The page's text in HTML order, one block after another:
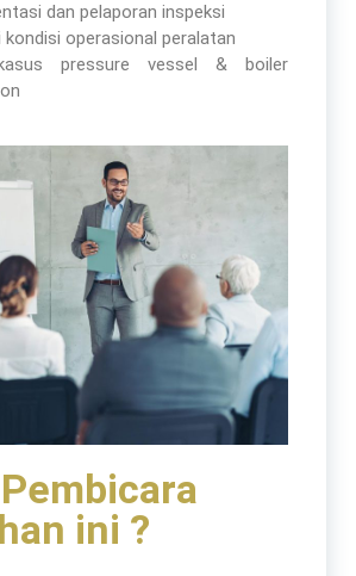
dan pelaporan inspeksi
kondisi operasional peralatan
pressure vessel & boiler
ini ?